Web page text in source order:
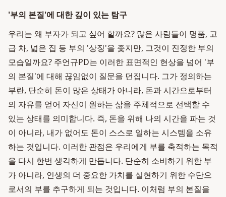
'부의 본질'에 대한 깊이 있는 탐구
우리는 왜 부자가 되고 싶어 할까요? 많은 사람들이 명품, 고
급 차, 넓은 집 등 부의 '상징'을 좇지만, 그것이 진정한 부의
모습일까요? 주언규PD는 이러한 표면적인 현상을 넘어 '부
의 본질'에 대해 끊임없이 질문을 던집니다. 그가 정의하는
부란, 단순히 돈이 많은 상태가 아니라, 돈과 시간으로부터
의 자유를 얻어 자신이 원하는 삶을 주체적으로 선택할 수
있는 상태를 의미합니다. 즉, 돈을 위해 나의 시간을 파는 것
이 아니라, 내가 없어도 돈이 스스로 일하는 시스템을 소유
하는 것입니다. 이러한 관점은 우리에게 부를 축적하는 목적
을 다시 한번 생각하게 만듭니다. 단순히 소비하기 위한 부
가 아니라, 인생의 더 중요한 가치를 실현하기 위한 수단으
로서의 부를 추구하게 되는 것입니다. 이처럼 부의 본질을